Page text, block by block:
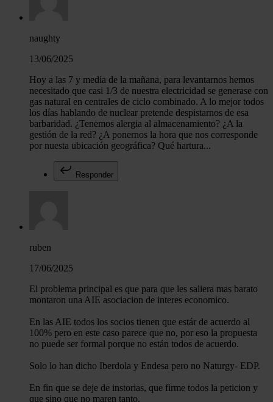
naughty
13/06/2025
Hoy a las 7 y media de la mañana, para levantarnos hemos
necesitado que casi 1/3 de nuestra electricidad se generase con
gas natural en centrales de ciclo combinado. A lo mejor todos
los días hablando de nuclear pretende despistarnos de esa
barbaridad. ¿Tenemos alergia al almacenamiento? ¿A la
gestión de la red? ¿A ponernos la hora que nos corresponde
por nuesta ubicación geográfica? Qué hartura...
Responder
ruben
17/06/2025
El problema principal es que para que les saliera mas barato
montaron una AIE asociacion de interes economico.
En las AIE todos los socios tienen que estár de acuerdo al
100% pero en este caso parece que no, por eso la propuesta
no puede ser formal porque no están todos de acuerdo.
Solo lo han dicho Iberdola y Endesa pero no Naturgy- EDP.
En fin que se deje de instorias, que firme todos la peticion y
que sino que no maren tanto.